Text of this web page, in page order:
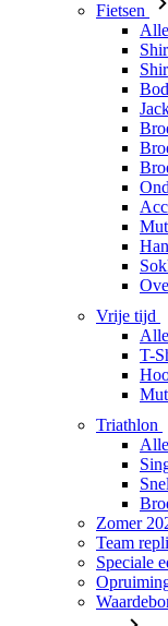
Fietsen
Vrije tijd
T-
Triathlon
Zomer
Team
Speciale